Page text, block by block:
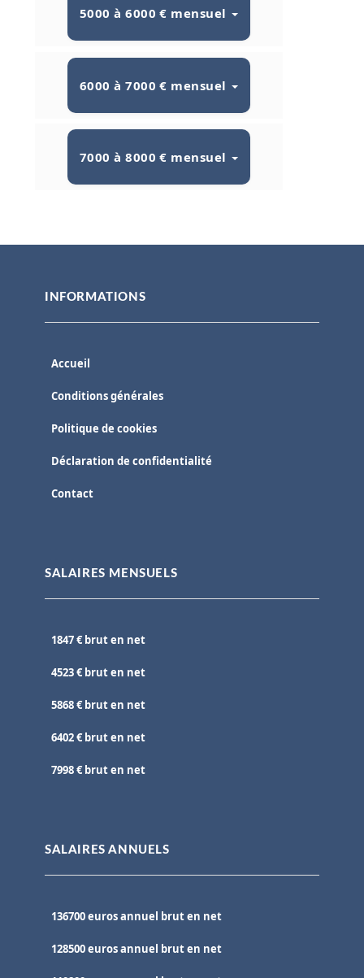
5000 à 6000 € mensuel
6000 à 7000 € mensuel
7000 à 8000 € mensuel
INFORMATIONS
Accueil
Conditions générales
Politique de cookies
Déclaration de confidentialité
Contact
SALAIRES MENSUELS
1847 € brut en net
4523 € brut en net
5868 € brut en net
6402 € brut en net
7998 € brut en net
SALAIRES ANNUELS
136700 euros annuel brut en net
128500 euros annuel brut en net